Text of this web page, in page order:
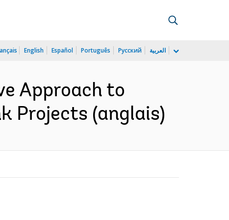
English Español Português Русский العربية
Approach to
Projects (anglais)